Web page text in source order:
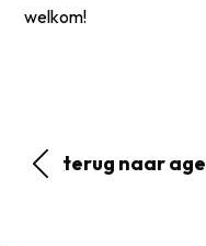
welkom!
terug naar